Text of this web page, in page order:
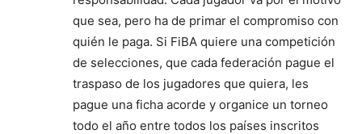
que sea, pero ha de primar el compromiso con
quién le paga. Si FiBA quiere una competición
de selecciones, que cada federación pague el
traspaso de los jugadores que quiera, les
pague una ficha acorde y organice un torneo
todo el año entre todos los países inscritos